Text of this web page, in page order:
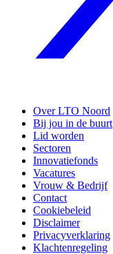
Over LTO Noord
Bij jou in de buurt
Lid worden
Sectoren
Innovatiefonds
Vacatures
Vrouw & Bedrijf
Contact
Cookiebeleid
Disclaimer
Privacyverklaring
Klachtenregeling